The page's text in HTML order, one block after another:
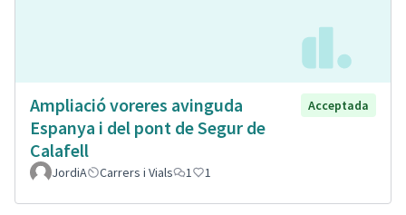
Ampliació voreres avinguda
Espanya i del pont de Segur de
Calafell
Acceptada
JordiA Carrers i Vials 1 1